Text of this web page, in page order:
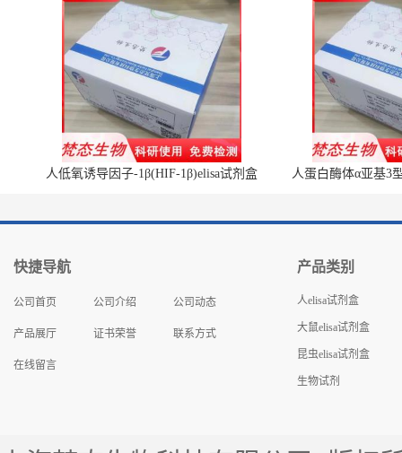
人低氧诱导因子-1β(HIF-1β)elisa试剂盒 人蛋白酶体α亚基3
快捷导航
公司首页 公司介绍 公司动态
产品展厅 证书荣誉 联系方式
在线留言
产品类别
人elisa试剂盒
大鼠elisa试剂盒
昆虫elisa试剂盒
生物试剂